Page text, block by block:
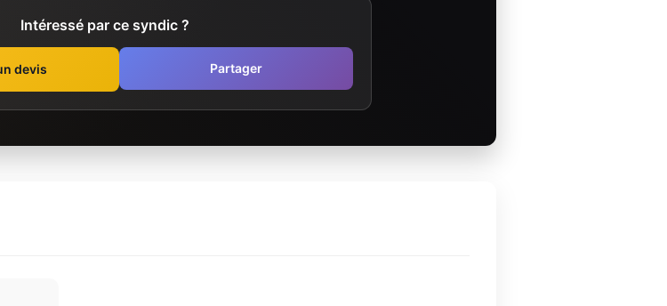
Intéressé par ce syndic ?
devis Partager